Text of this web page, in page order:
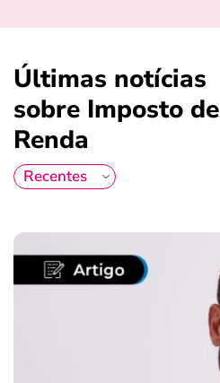
Últimas notícias
sobre Imposto de
Renda